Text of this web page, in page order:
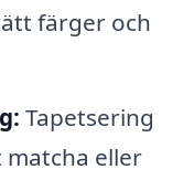
färger och
Tapetsering
matcha eller